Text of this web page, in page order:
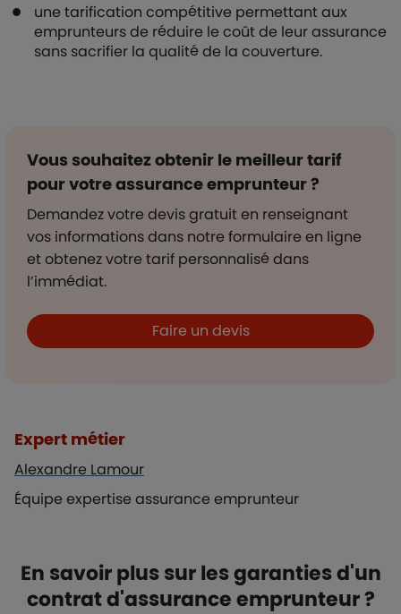
une tarification compétitive permettant aux
emprunteurs de réduire le coût de leur assurance
sans sacrifier la qualité de la couverture.
Vous souhaitez obtenir le meilleur tarif
pour votre assurance emprunteur ?
Demandez votre devis gratuit en renseignant
vos informations dans notre formulaire en ligne
et obtenez votre tarif personnalisé dans
l’immédiat.
Boutons et liens
Faire un devis
Liste de contenus
Types de paragraphes
Expert métier
Alexandre Lamour
Équipe expertise assurance emprunteur
Titre
En savoir plus sur les garanties d'un
contrat d'assurance emprunteur ?